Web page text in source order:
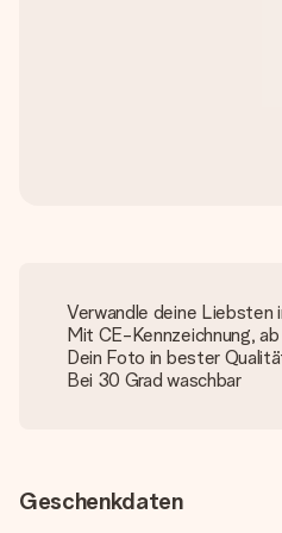
Verwandle deine Liebsten
Mit CE-Kennzeichnung,
Dein Foto in bester
Bei 30 Grad waschbar
Geschenkdaten